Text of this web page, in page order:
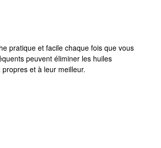
pratique et facile chaque fois que vous
peuvent éliminer les huiles
et à leur meilleur.